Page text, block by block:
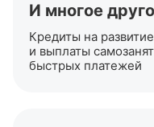
И многое
Кредиты на
и выплаты
быстрых платежей